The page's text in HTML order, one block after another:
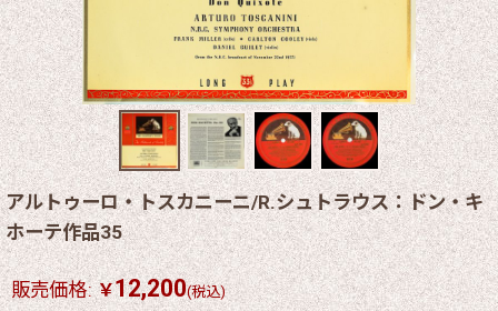
アルトゥーロ・トスカニーニ/R.シュトラウス：ドン・キ
ホーテ作品35
販売価格: ￥12,200(税込)